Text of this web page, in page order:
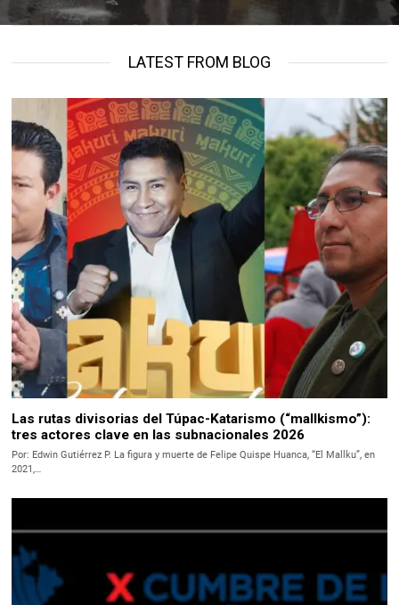
LATEST FROM BLOG
Las rutas divisorias del Túpac-Katarismo (“mallkismo”):
tres actores clave en las subnacionales 2026
Por: Edwin Gutiérrez P. La figura y muerte de Felipe Quispe Huanca, “El Mallku”, en
2021,…